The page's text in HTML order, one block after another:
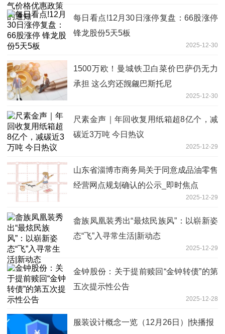
每日看点!12月30日涨停复盘：66股涨停
锋龙股份5天5板
2025-12-30
1500万欧！曼城铁卫白菜价巴萨仍无力
承担 这么穷还觊觎巴斯托尼
2025-12-30
尺素金声｜年回收复用纸箱超8亿个，减
碳近3万吨 今日热议
2025-12-29
山东省淄博市商务局关于同意成品油零售
经营网点规划确认的公示_即时焦点
2025-12-29
畲族凤凰装秀出“最炫民族风”：以崭新姿
态“飞”入寻常生活|新动态
2025-12-29
金钟股份：关于提前赎回“金钟转债”的第
五次提示性公告
2025-12-28
服装设计概念一览（12月26日）|快播报